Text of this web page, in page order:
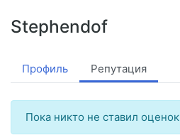
Stephendof
Профиль Репутация
Пока никто не ставил оценок